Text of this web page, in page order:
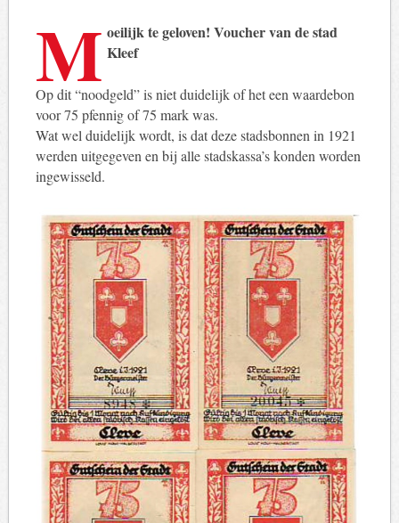
M oeilijk te geloven! Voucher van de stad
Kleef
Op dit “noodgeld” is niet duidelijk of het een waardebon
voor 75 pfennig of 75 mark was.
Wat wel duidelijk wordt, is dat deze stadsbonnen in 1921
werden uitgegeven en bij alle stadskassa’s konden worden
ingewisseld.